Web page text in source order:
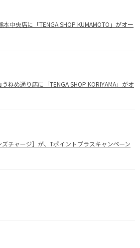
中央店に「TENGA SHOP KUMAMOTO」がオー
ねめ通り店に「TENGA SHOP KORIYAMA」がオ
ズチャージ］が、Tポイントプラスキャンペーン